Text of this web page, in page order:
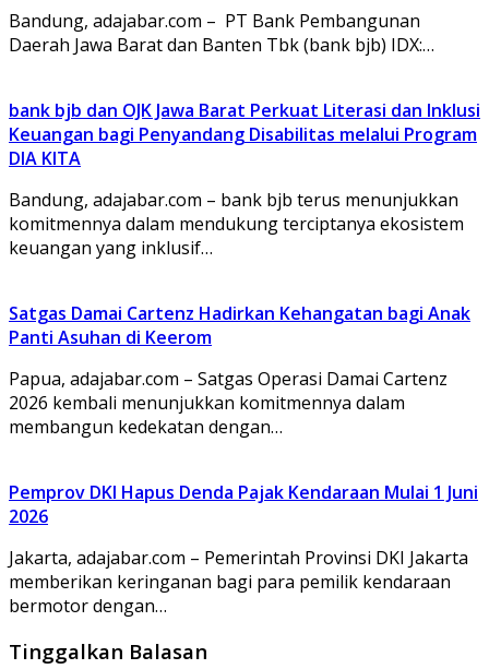
Bandung, adajabar.com – PT Bank Pembangunan
Daerah Jawa Barat dan Banten Tbk (bank bjb) IDX:…
bank bjb dan OJK Jawa Barat Perkuat Literasi dan Inklusi
Keuangan bagi Penyandang Disabilitas melalui Program
DIA KITA
Bandung, adajabar.com – bank bjb terus menunjukkan
komitmennya dalam mendukung terciptanya ekosistem
keuangan yang inklusif…
Satgas Damai Cartenz Hadirkan Kehangatan bagi Anak
Panti Asuhan di Keerom
Papua, adajabar.com – Satgas Operasi Damai Cartenz
2026 kembali menunjukkan komitmennya dalam
membangun kedekatan dengan…
Pemprov DKI Hapus Denda Pajak Kendaraan Mulai 1 Juni
2026
Jakarta, adajabar.com – Pemerintah Provinsi DKI Jakarta
memberikan keringanan bagi para pemilik kendaraan
bermotor dengan…
Tinggalkan Balasan